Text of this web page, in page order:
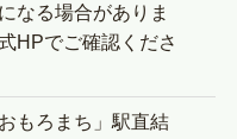
なる場合がありま
HPでご確認くださ
もろまち」駅直結